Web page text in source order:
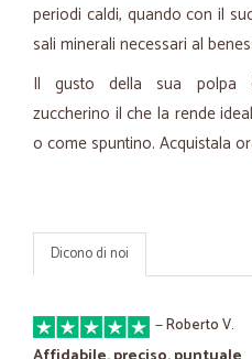
periodi caldi, quando con il
sali minerali necessari al
Il gusto della sua polpa
zuccherino il che la rende
o come spuntino. Acquistala
Dicono di noi
—Roberto V.